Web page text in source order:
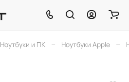
Ноутбуки и ПК – Ноутбуки Apple –